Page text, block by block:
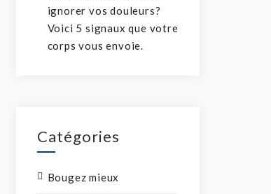
ignorer vos douleurs?
Voici 5 signaux que votre
corps vous envoie.
Catégories
Bougez mieux